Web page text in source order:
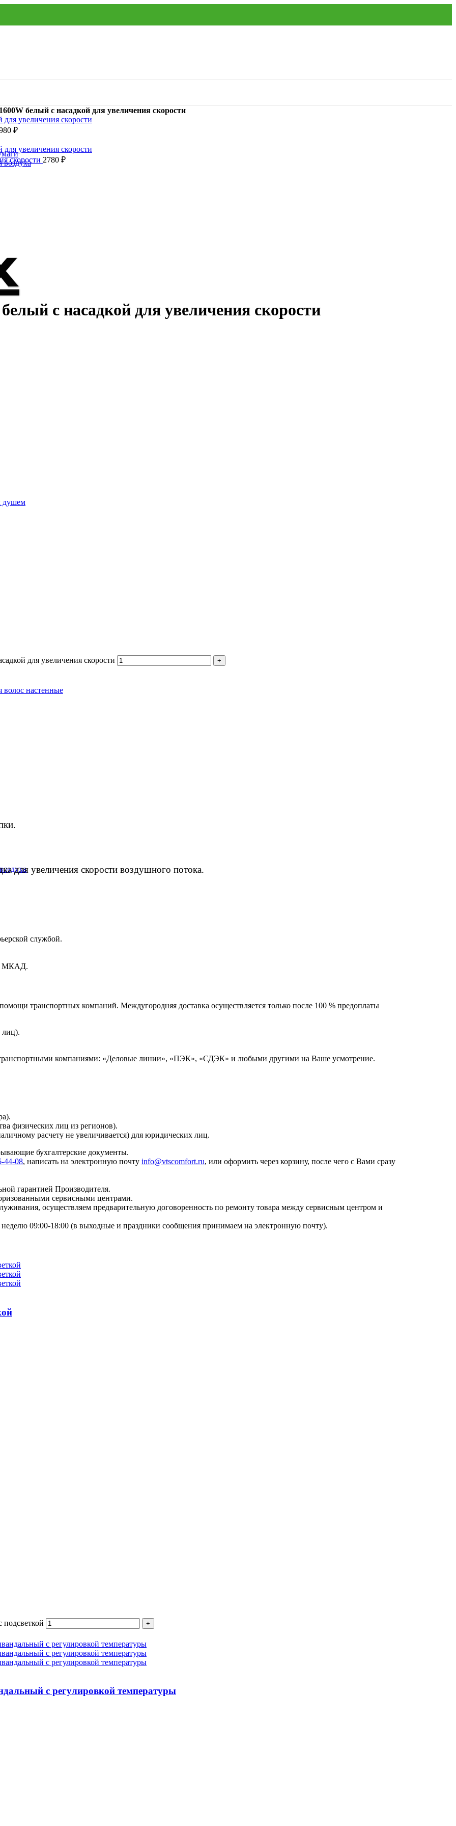
воздуха
душем
белый с насадкой для увеличения скорости
₽
скорости 2780 ₽
с насадкой для увеличения скорости
для увеличения скорости
настенные
для увеличения скорости воздушного потока.
службой.
МКАД.
транспортных компаний. Междугородняя доставка осуществляется только после 100 % предоплаты
лиц).
компаниями: «Деловые линии», «ПЭК», «СДЭК» и любыми другими на Ваше усмотрение.
физических лиц из регионов).
расчету не увеличивается) для юридических лиц.
бухгалтерские документы.
44-08, написать на электронную почту info@vtscomfort.ru, или оформить через корзину, после чего с Вами сразу
гарантией Производителя.
сервисными центрами.
осуществляем предварительную договоренность по ремонту товара между сервисным центром и
09:00-18:00 (в выходные и праздники сообщения принимаем на электронную почту).
с регулировкой температуры